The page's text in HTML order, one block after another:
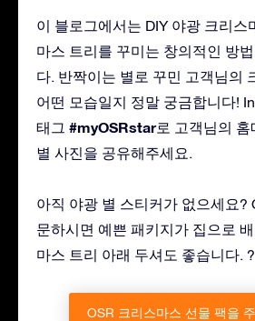
이 블로그에서는 DIY 야광 크리스
마스 트리를 꾸미는 창의적인 방
다. 반짝이는 별로 꾸민 고객님의
어떤 모습일지 정말 궁금합니다!
태그 #myOSRstar로 고객님의
별 사진을 공유해주세요.
아직 야광 별 스티커가 없으세요?
문하시면 예쁜 패키지가 집으로
마스 트리 아래 두셔도 좋습니다. ?
OSR 크리스마스 선물 팩을